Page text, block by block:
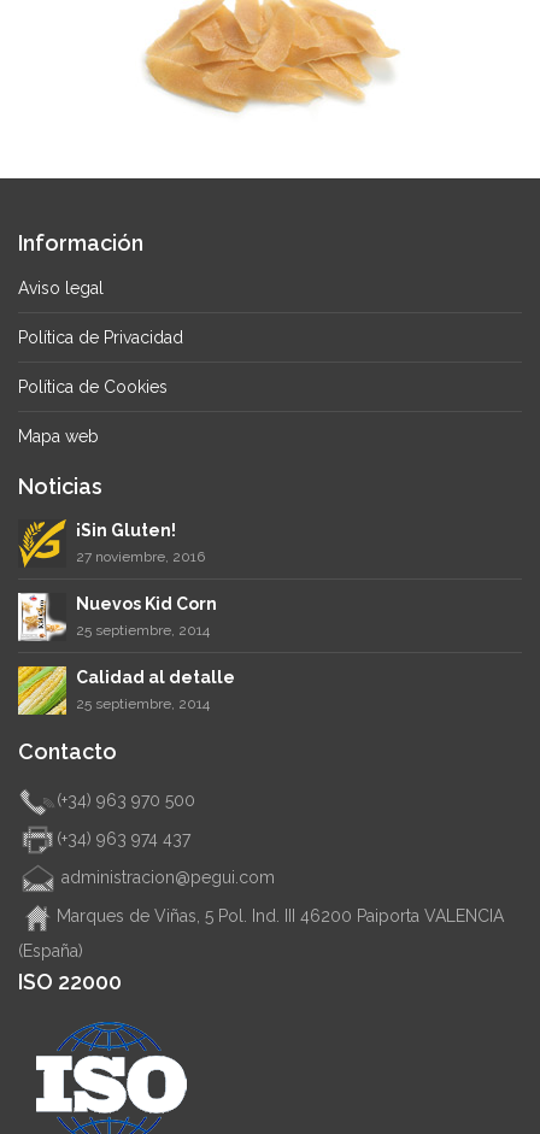
Información
Aviso legal
Política de Privacidad
Política de Cookies
Mapa web
Noticias
¡Sin Gluten!
27 noviembre, 2016
Nuevos Kid Corn
25 septiembre, 2014
Calidad al detalle
25 septiembre, 2014
Contacto
(+34) 963 970 500
(+34) 963 974 437
administracion@pegui.com
Marques de Viñas, 5 Pol. Ind. III 46200 Paiporta VALENCIA
(España)
ISO 22000